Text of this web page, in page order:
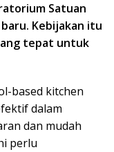
Satuan
baru. Kebijakan itu
tepat untuk
based kitchen
dalam
dan mudah
perlu